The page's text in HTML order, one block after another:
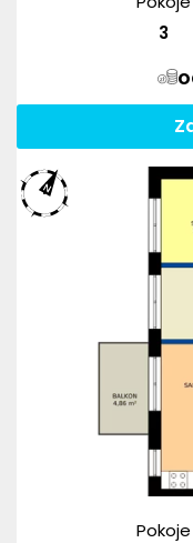
3
Pokoje